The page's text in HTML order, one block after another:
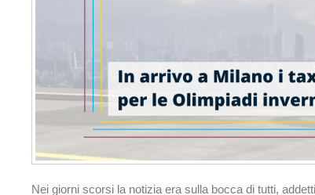
Nei giorni scorsi la notizia era sulla bocca di tutti,